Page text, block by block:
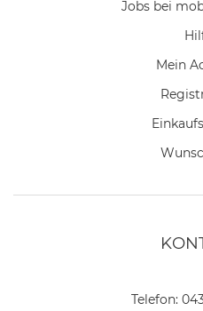
Jobs bei
Mein
Telefon: